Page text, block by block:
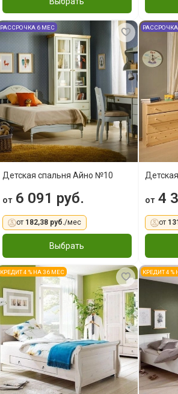
РАССРОЧКА 6 МЕС
Детская спальня Айно №10
от6 091 руб.
от 182,38 руб./мес
Выбрать
от4
от
КРЕДИТ 4 % НА 36 МЕС КРЕДИТ 4